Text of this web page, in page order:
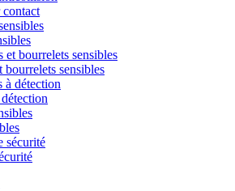
contact
bourrelets sensibles